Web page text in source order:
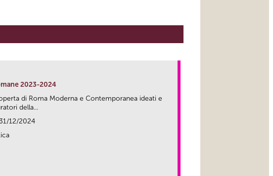
2023-2024
di Roma Moderna e Contemporanea ideati e
della...
12/2024